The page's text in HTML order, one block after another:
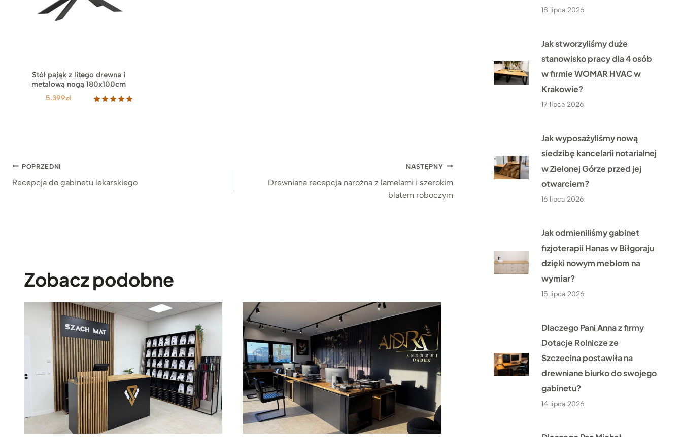
Stół pająk z litego drewna i
metalową nogą 180x100cm
5.399zł
Nawigacja
wpisu
POPRZEDNI
Recepcja do gabinetu lekarskiego
NASTĘPNY
Drewniana recepcja narożna z lamelami i szerokim
blatem roboczym
Zobacz podobne
18 lipca 2026
Jak stworzyliśmy duże
stanowisko pracy dla 4 osób
w firmie WOMAR HVAC w
Krakowie?
17 lipca 2026
Jak wyposażyliśmy nową
siedzibę kancelarii notarialnej
w Zielonej Górze przed jej
otwarciem?
16 lipca 2026
Jak odmieniliśmy gabinet
fizjoterapii Hanas w Biłgoraju
dzięki nowym meblom na
wymiar?
15 lipca 2026
Dlaczego Pani Anna z firmy
Dotacje Rolnicze ze
Szczecina postawiła na
drewniane biurko do swojego
gabinetu?
14 lipca 2026